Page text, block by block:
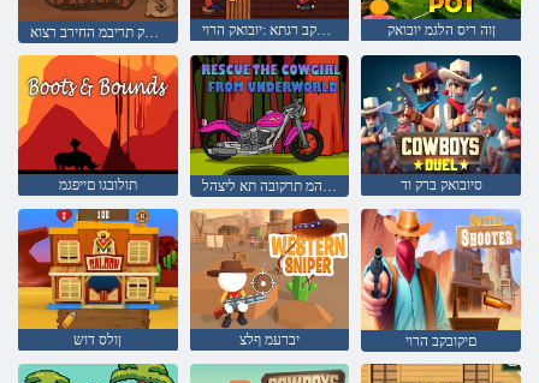
םיקובקב רגתא :יובואק הרוי ןוה ריס הלגמ יובואק
תולובגו םייפגמ ןותחתה םלועהמ תרקובה תא ליצהל סיובואק ברק וד
ןולס דוש יברעמ ףלצ םיקובקב הרוי